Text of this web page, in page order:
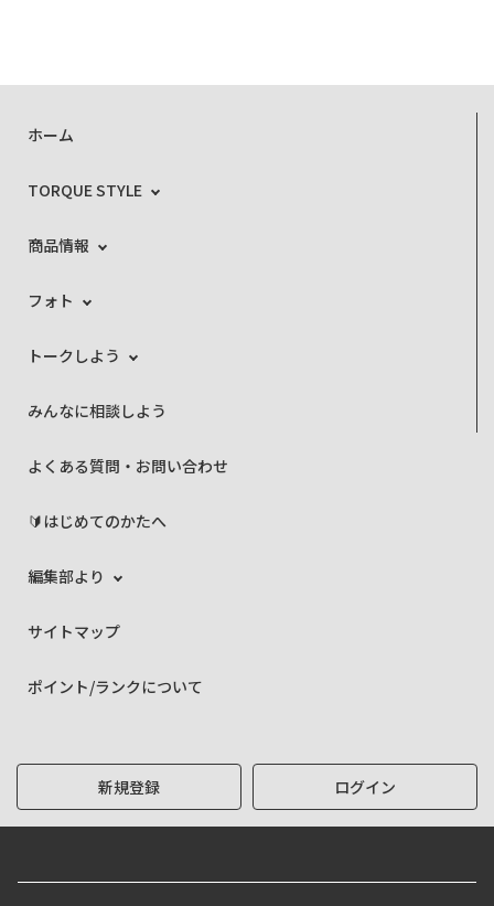
ホーム
TORQUE STYLE
商品情報
フォト
トークしよう
みんなに相談しよう
よくある質問・お問い合わせ
🔰はじめてのかたへ
編集部より
サイトマップ
ポイント/ランクについて
新規登録 ログイン